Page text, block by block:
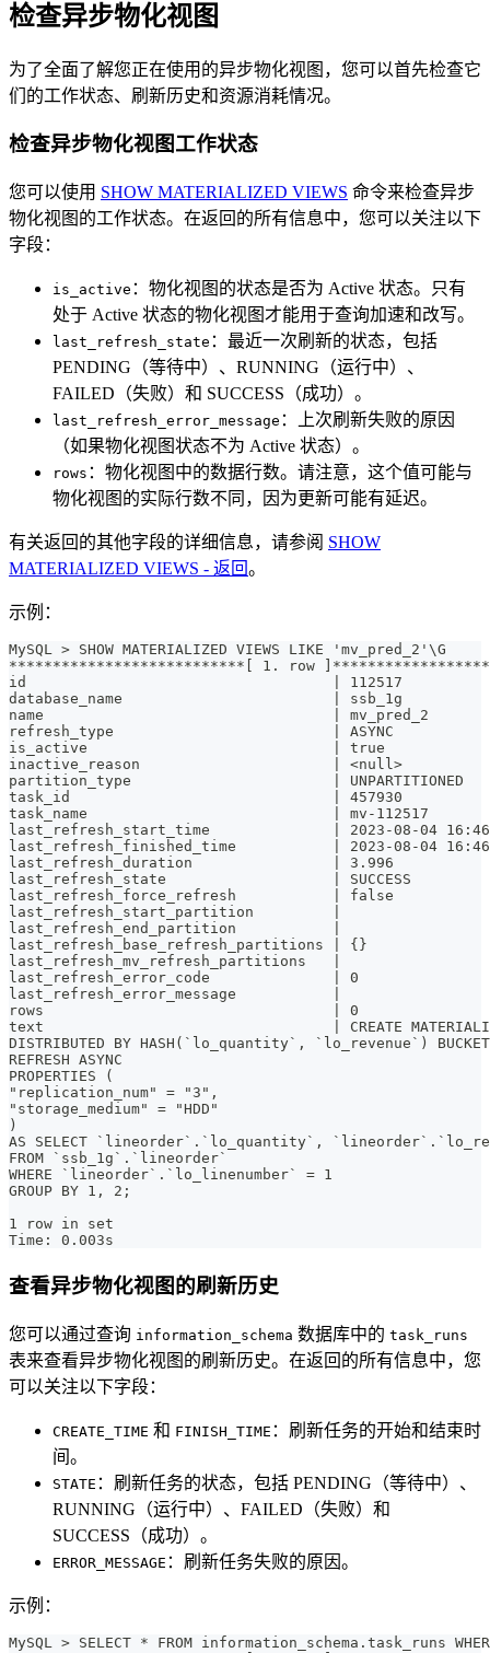
检查异步物化视图
为了全面了解您正在使用的异步物化视图，您可以首先检查它
们的工作状态、刷新历史和资源消耗情况。
检查异步物化视图工作状态
您可以使用 SHOW MATERIALIZED VIEWS 命令来检查异步
物化视图的工作状态。在返回的所有信息中，您可以关注以下
字段：
is_active ：物化视图的状态是否为 Active 状态。只有
处于 Active 状态的物化视图才能用于查询加速和改写。
last_refresh_state ：最近一次刷新的状态，包括
PENDING（等待中）、RUNNING（运行中）、
FAILED（失败）和 SUCCESS（成功）。
last_refresh_error_message ：上次刷新失败的原因
（如果物化视图状态不为 Active 状态）。
rows ：物化视图中的数据行数。请注意，这个值可能与
物化视图的实际行数不同，因为更新可能有延迟。
有关返回的其他字段的详细信息，请参阅 SHOW
MATERIALIZED VIEWS - 返回。
示例：
MySQL > SHOW MATERIALIZED VIEWS LIKE 'mv_pred_2'\G
***************************[ 1. row
id                                   | 112517
database_name                        | ssb_1g
name                                 | mv_pred_2
refresh_type                         | ASYNC
is_active                            | true
inactive_reason                      | <null>
partition_type                       | UNPARTITIONED
task_id                              | 457930
task_name                            | mv-112517
last_refresh_start_time              | 2023-08-04
last_refresh_finished_time           | 2023-08-04
last_refresh_duration                | 3.996
last_refresh_state                   | SUCCESS
last_refresh_force_refresh           | false
last_refresh_start_partition         |
last_refresh_end_partition           |
last_refresh_base_refresh_partitions | {}
last_refresh_mv_refresh_partitions   |
last_refresh_error_code              | 0
last_refresh_error_message           |
rows                                 | 0
text                                 | CREATE
DISTRIBUTED BY HASH(`lo_quantity`, `lo_revenue`)
REFRESH ASYNC
PROPERTIES (
"replication_num" = "3",
"storage_medium" = "HDD"
)
AS SELECT `lineorder`.`lo_quantity`,
FROM `ssb_1g`.`lineorder`
WHERE `lineorder`.`lo_linenumber` = 1
GROUP BY 1, 2;
1 row in set
Time: 0.003s
查看异步物化视图的刷新历史
您可以通过查询 information_schema 数据库中的 task_runs
表来查看异步物化视图的刷新历史。在返回的所有信息中，您
可以关注以下字段：
CREATE_TIME 和 FINISH_TIME ：刷新任务的开始和结束时
间。
STATE ：刷新任务的状态，包括 PENDING（等待中）、
RUNNING（运行中）、FAILED（失败）和
SUCCESS（成功）。
ERROR_MESSAGE ：刷新任务失败的原因。
示例：
MySQL > SELECT * FROM information_schema.task_runs